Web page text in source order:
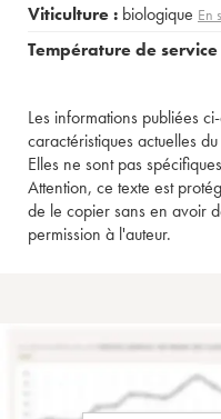
Viticulture : biologique En
Température de service
Les informations publiées
caractéristiques actuelles
Elles ne sont pas
Attention, ce texte est
de le copier sans en avoir
permission à l'auteur.